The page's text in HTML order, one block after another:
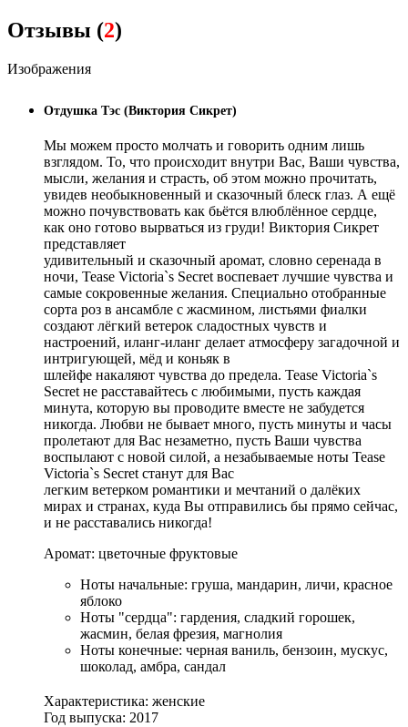
Отзывы (2)
Изображения
Отдушка Тэс (Виктория Сикрет)
Мы можем просто молчать и говорить одним лишь
взглядом. То, что происходит внутри Вас, Ваши чувства,
мысли, желания и страсть, об этом можно прочитать,
увидев необыкновенный и сказочный блеск глаз. А ещё
можно почувствовать как бьётся влюблённое сердце,
как оно готово вырваться из груди! Виктория Сикрет
представляет
удивительный и сказочный аромат, словно серенада в
ночи, Tease Victoria`s Secret воспевает лучшие чувства и
самые сокровенные желания. Специально отобранные
сорта роз в ансамбле с жасмином, листьями фиалки
создают лёгкий ветерок сладостных чувств и
настроений, иланг-иланг делает атмосферу загадочной и
интригующей, мёд и коньяк в
шлейфе накаляют чувства до предела. Tease Victoria`s
Secret не расставайтесь с любимыми, пусть каждая
минута, которую вы проводите вместе не забудется
никогда. Любви не бывает много, пусть минуты и часы
пролетают для Вас незаметно, пусть Ваши чувства
воспылают с новой силой, а незабываемые ноты Tease
Victoria`s Secret станут для Вас
легким ветерком романтики и мечтаний о далёких
мирах и странах, куда Вы отправились бы прямо сейчас,
и не расставались никогда!
Аромат: цветочные фруктовые
Ноты начальные: груша, мандарин, личи, красное
яблоко
Ноты "сердца": гардения, сладкий горошек,
жасмин, белая фрезия, магнолия
Ноты конечные: черная ваниль, бензоин, мускус,
шоколад, амбра, сандал
Характеристика: женские
Год выпуска: 2017